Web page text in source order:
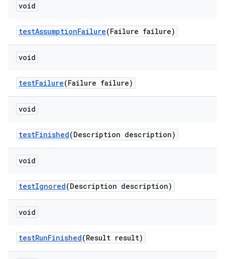
void
testAssumptionFailure(Failure failure)
void
testFailure(Failure failure)
void
testFinished(Description description)
void
testIgnored(Description description)
void
testRunFinished(Result result)